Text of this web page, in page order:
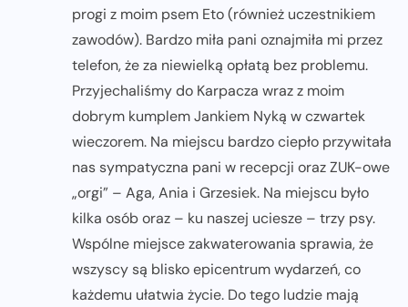
progi z moim psem Eto (również uczestnikiem
zawodów). Bardzo miła pani oznajmiła mi przez
telefon, że za niewielką opłatą bez problemu.
Przyjechaliśmy do Karpacza wraz z moim
dobrym kumplem Jankiem Nyką w czwartek
wieczorem. Na miejscu bardzo ciepło przywitała
nas sympatyczna pani w recepcji oraz ZUK-owe
„orgi” – Aga, Ania i Grzesiek. Na miejscu było
kilka osób oraz – ku naszej uciesze – trzy psy.
Wspólne miejsce zakwaterowania sprawia, że
wszyscy są blisko epicentrum wydarzeń, co
każdemu ułatwia życie. Do tego ludzie mają